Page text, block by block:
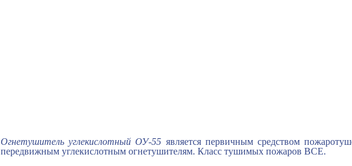
Огнетушитель углекислотный ОУ-55 является первичным средством
передвижным углекислотным огнетушителям. Класс тушимых пожаров ВСЕ.